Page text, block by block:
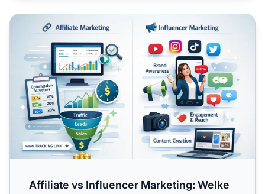
Affiliate vs Influencer Marketing: Welke strategie wint?
Affiliate vs Influencer Marketing: Welke